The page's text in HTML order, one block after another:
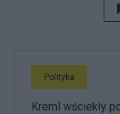
Polityka
Kreml wściekły